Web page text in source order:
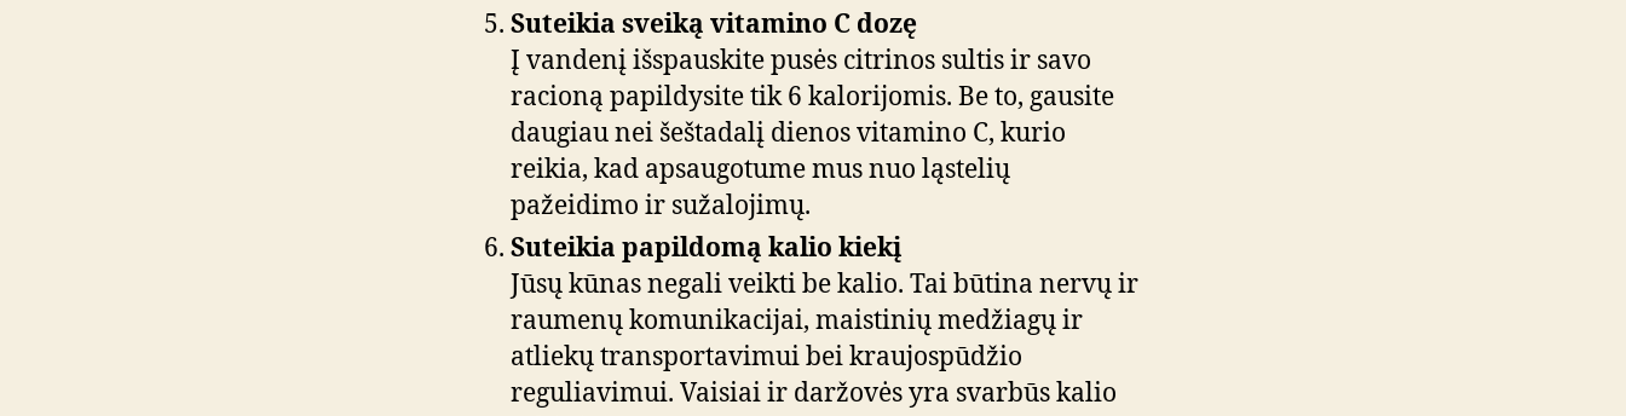
Suteikia sveiką vitamino C dozę
Į vandenį išspauskite pusės citrinos sultis ir savo
racioną papildysite tik 6 kalorijomis. Be to, gausite
daugiau nei šeštadalį dienos vitamino C, kurio
reikia, kad apsaugotume mus nuo ląstelių
pažeidimo ir sužalojimų.
Suteikia papildomą kalio kiekį
Jūsų kūnas negali veikti be kalio. Tai būtina nervų ir
raumenų komunikacijai, maistinių medžiagų ir
atliekų transportavimui bei kraujospūdžio
reguliavimui. Vaisiai ir daržovės yra svarbūs kalio